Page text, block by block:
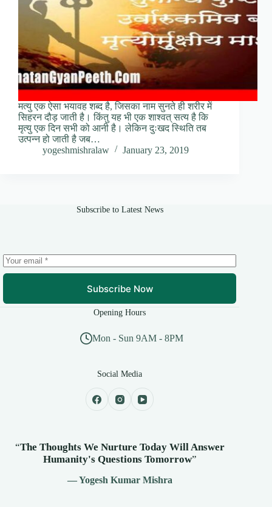
मत्यु एक ऐसा भयावह शब्द है, जिसका नाम सुनते ही शरीर में
सिहरन दौड़ जाती है। किंतु यह भी एक शाश्‍वत् सत्य है कि
मृत्यु एक दिन सभी को आनी है। लेकिन दुःखद स्थिति तब
उत्पन्न हो जाती है जब…
yogeshmishralaw
January 23, 2019
Subscribe to Latest News
Subscribe Now
Opening Hours
Mon - Sun 9AM - 8PM
Social Media
“The Thoughts We Nurture Today Will Answer
Humanity's Questions Tomorrow”
— Yogesh Kumar Mishra